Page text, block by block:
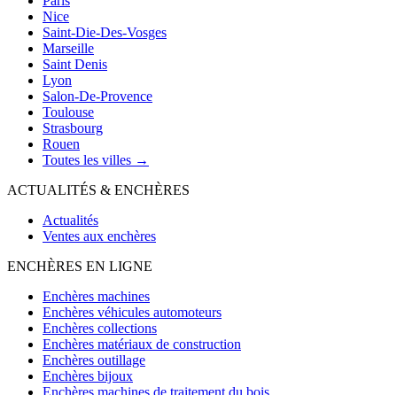
Nice
Saint-Die-Des-Vosges
Marseille
Saint Denis
Lyon
Salon-De-Provence
Toulouse
Strasbourg
Rouen
Toutes les villes →
ACTUALITÉS & ENCHÈRES
Actualités
Ventes aux enchères
ENCHÈRES EN LIGNE
Enchères machines
Enchères véhicules automoteurs
Enchères collections
Enchères matériaux de construction
Enchères outillage
Enchères bijoux
Enchères machines de traitement du bois